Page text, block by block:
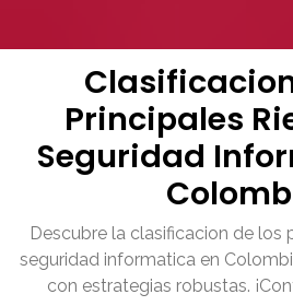
Principales
Seguridad
Descubre la clasificacion de los
seguridad informatica en
con estrategias robustas.